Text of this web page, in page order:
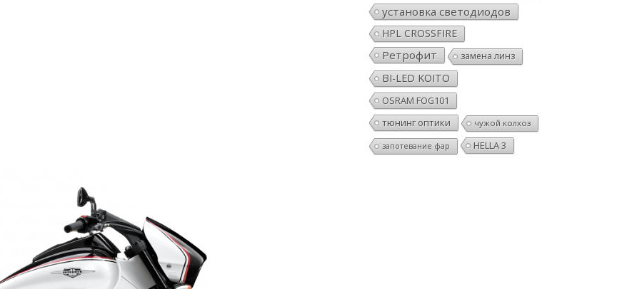
установка светодиодов
HPL CROSSFIRE
Ретрофит замена линз
BI-LED KOITO
OSRAM FOG101
тюнинг оптики
чужой колхоз
запотевание фар HELLA 3